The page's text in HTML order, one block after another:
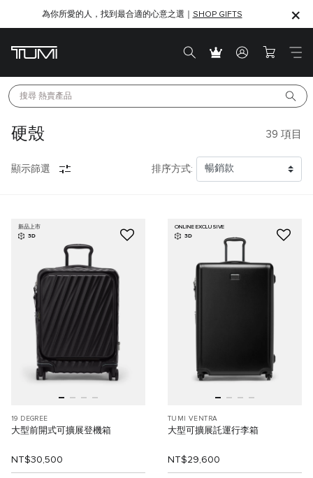
SHOP GIFTS
為你所愛的人，找到最合適的心意之選｜ SHOP GIFTS
搜尋 熱賣產品
硬殼 39 項目
顯示篩選 排序方式:
新品上市
3D
19 DEGREE
大型前開式可擴展登機箱
NT$30,500
ONLINE EXCLUSIVE
3D
TUMI VENTRA
大型可擴展託運行李箱
NT$29,600